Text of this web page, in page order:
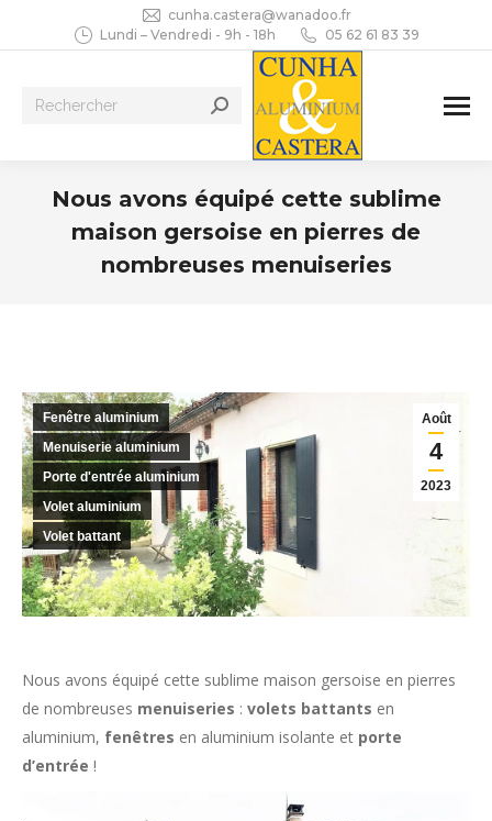
cunha.castera@wanadoo.fr
Lundi – Vendredi - 9h - 18h
05 62 61 83 39
Recherche
Nous avons équipé cette sublime
maison gersoise en pierres de
nombreuses menuiseries
Août
4
2023
Fenêtre aluminium
Menuiserie aluminium
Porte d'entrée aluminium
Volet aluminium
Volet battant
Nous avons équipé cette sublime maison gersoise en pierres
de nombreuses menuiseries : volets battants en
aluminium, fenêtres en aluminium isolante et porte
d’entrée !